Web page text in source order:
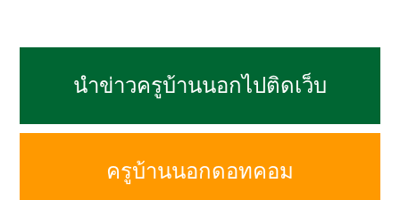
นำข่าวครูบ้านนอกไปติดเว็บ
ครูบ้านนอกดอทคอม